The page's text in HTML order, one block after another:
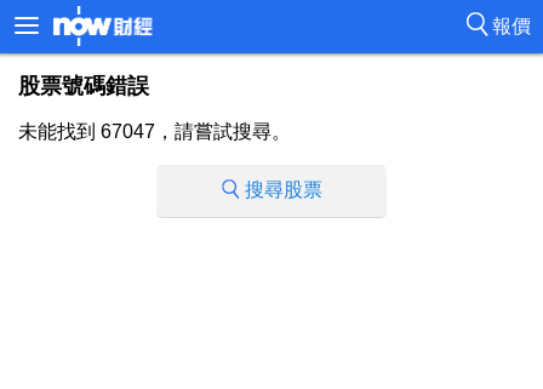
報價
股票號碼錯誤
未能找到 67047，請嘗試搜尋。
搜尋股票